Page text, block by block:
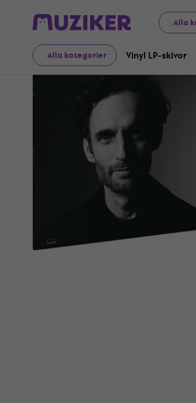
Alla
Alla kategorier Vinyl LP-skivor
LP-skivor och CD-skivor
Vinyl LP-skivor